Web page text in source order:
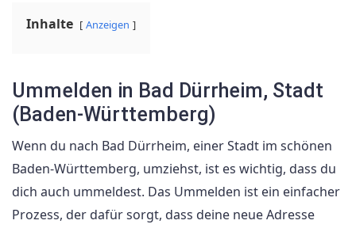
Inhalte Anzeigen
Ummelden in Bad Dürrheim, Stadt
(Baden-Württemberg)
Wenn du nach Bad Dürrheim, einer Stadt im schönen
Baden-Württemberg, umziehst, ist es wichtig, dass du
dich auch ummeldest. Das Ummelden ist ein einfacher
Prozess, der dafür sorgt, dass deine neue Adresse